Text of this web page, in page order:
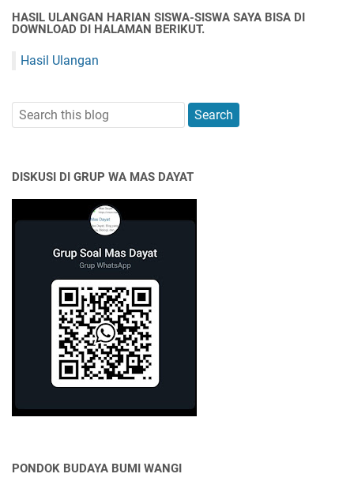
HASIL ULANGAN HARIAN SISWA-SISWA SAYA BISA DI
DOWNLOAD DI HALAMAN BERIKUT.
Hasil Ulangan
DISKUSI DI GRUP WA MAS DAYAT
PONDOK BUDAYA BUMI WANGI